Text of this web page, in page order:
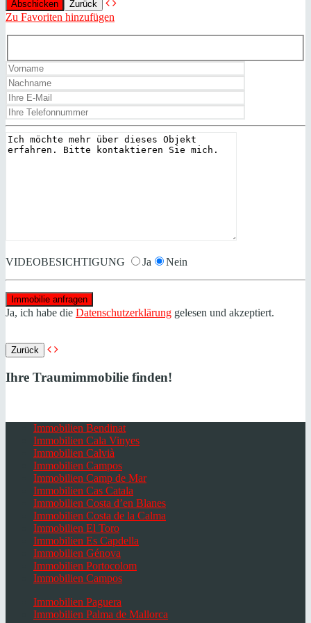
Zurück
Zu Favoriten hinzufügen
VIDEOBESICHTIGUNG Ja Nein
Ja, ich habe die Datenschutzerklärung gelesen und akzeptiert.
Zurück
Ihre Traumimmobilie finden!
Immobilien Bendinat
Immobilien Cala Vinyes
Immobilien Calvià
Immobilien Campos
Immobilien Camp de Mar
Immobilien Cas Catala
Immobilien Costa d’en Blanes
Immobilien Costa de la Calma
Immobilien El Toro
Immobilien Es Capdella
Immobilien Génova
Immobilien Portocolom
Immobilien Campos
Immobilien Paguera
Immobilien Palma de Mallorca